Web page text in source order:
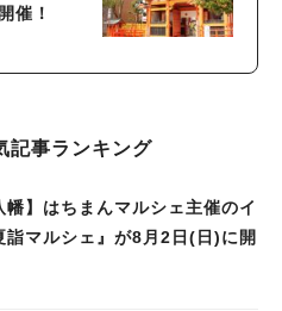
催！
記事ランキング
幡】はちまんマルシェ主催のイ
詣マルシェ』が8月2日(日)に開